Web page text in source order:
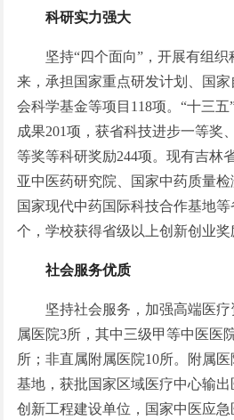
科研实力强大
坚持“四个面向”，开展有组织
来，承担国家重点研发计划、国
会科学基金等项目118项。“十三
成果201项，获省科技进步一等奖
等奖等科研奖励244项。现有吉林
亚中医药研究院、国家中药质量检
国家现代中药国际科技合作基地
个，学校获得省级以上创新创业奖
社会服务优质
坚持社会服务，加强高端医
属医院3所，其中三级甲等中医医
所；非直属附属医院10所。附属
基地，获批国家区域医疗中心输
创新工程建设单位，国家中医应